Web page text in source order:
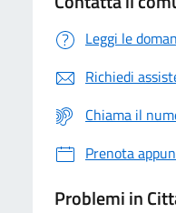
Leggi le
Richiedi
Chiama il
Prenota
Problemi in